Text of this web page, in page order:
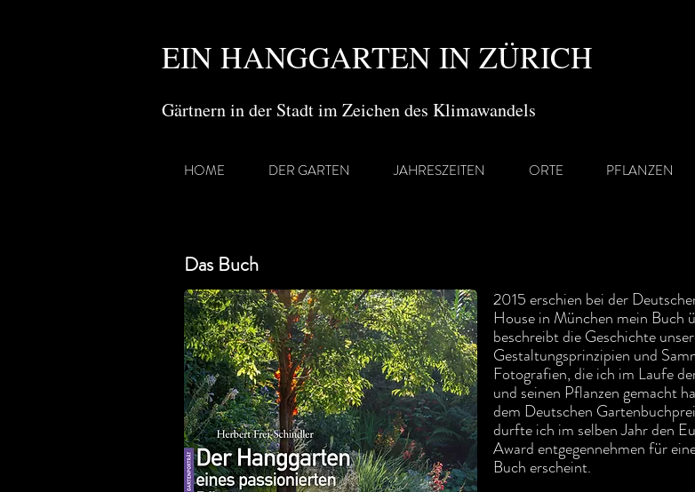
EIN HANGGARTEN IN ZÜRICH
Gärtnern in der Stadt im Zeichen des Klimawandels
HOME DER GARTEN JAHRESZEITEN ORTE PFLANZEN
Das Buch
2015 erschien bei der
House in München mein Buch
beschreibt die Geschichte
Gestaltungsprinzipien und
Fotografien, die ich im Laufe
und seinen Pflanzen gemacht
dem Deutschen
durfte ich im selben Jahr den
Award entgegennehmen für
Buch erscheint.